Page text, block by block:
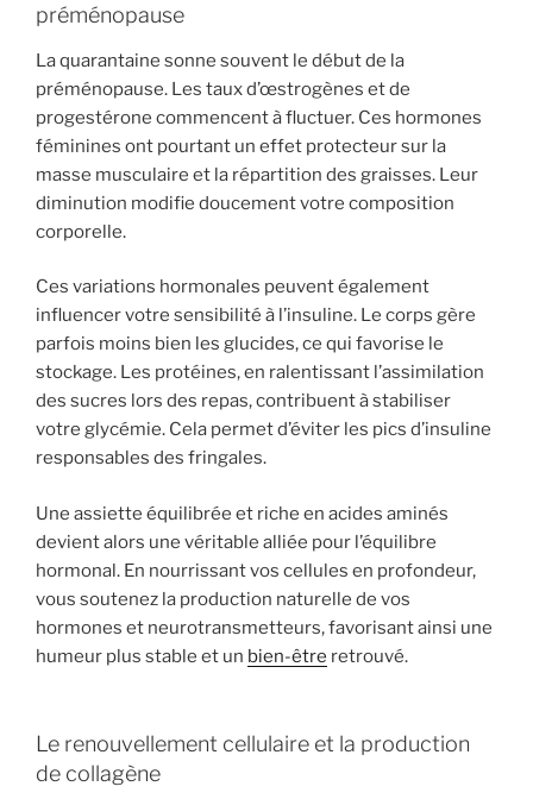
préménopause
La quarantaine sonne souvent le début de la
préménopause. Les taux d’œstrogènes et de
progestérone commencent à fluctuer. Ces hormones
féminines ont pourtant un effet protecteur sur la
masse musculaire et la répartition des graisses. Leur
diminution modifie doucement votre composition
corporelle.
Ces variations hormonales peuvent également
influencer votre sensibilité à l’insuline. Le corps gère
parfois moins bien les glucides, ce qui favorise le
stockage. Les protéines, en ralentissant l’assimilation
des sucres lors des repas, contribuent à stabiliser
votre glycémie. Cela permet d’éviter les pics d’insuline
responsables des fringales.
Une assiette équilibrée et riche en acides aminés
devient alors une véritable alliée pour l’équilibre
hormonal. En nourrissant vos cellules en profondeur,
vous soutenez la production naturelle de vos
hormones et neurotransmetteurs, favorisant ainsi une
humeur plus stable et un bien-être retrouvé.
Le renouvellement cellulaire et la production
de collagène